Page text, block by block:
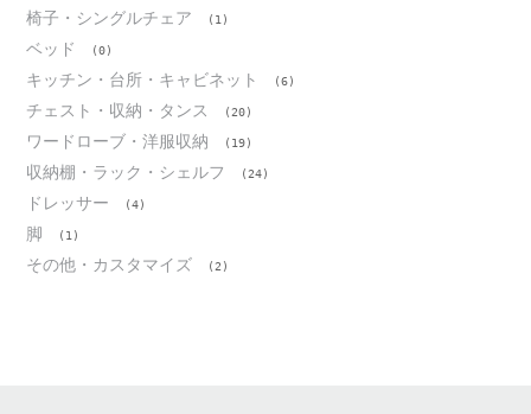
椅子・シングルチェア (1)
ベッド (0)
キッチン・台所・キャビネット (6)
チェスト・収納・タンス (20)
ワードローブ・洋服収納 (19)
収納棚・ラック・シェルフ (24)
ドレッサー (4)
脚 (1)
その他・カスタマイズ (2)